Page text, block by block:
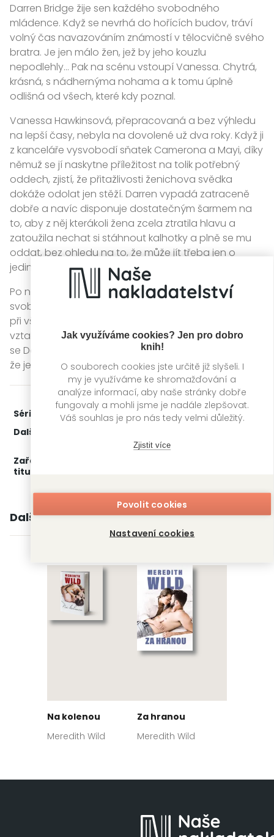
Jak využíváme cookies? Jen pro dobro
knih!
O souborech cookies jste určitě již slyšeli. I
my je využíváme ke shromažďování a
analýze informací, aby naše stránky dobře
fungovaly a mohli jsme je nadále zlepšovat.
Váš souhlas je pro nás tedy velmi důležitý.
Zjistit více
Povolit cookies
Nastavení cookies
Darren Bridge žije sen každého svobodného
mládence. Když se nevrhá do hořících budov, tráví
volný čas navazováním známostí v tělocvičně svého
bratra. Je jen málo žen, jež by jeho kouzlu
nepodlehly… Pak na scénu vstoupí Vanessa. Chytrá,
krásná, s nádhernýma nohama a k tomu úplně
odlišná od všech, které kdy poznal.
Vanessa Hawkinsová, přepracovaná a bez výhledu
na lepší časy, nebyla na dovolené už dva roky. Když ji
z kanceláře vysvobodí sňatek Camerona a Mayi, díky
němuž se jí naskytne příležitost na tolik potřebný
oddech, zjistí, že přitažlivosti ženichova svědka
dokáže odolat jen stěží. Darren vypadá zatraceně
dobře a navíc disponuje dostatečným šarmem na
to, aby z něj kterákoli žena zcela ztratila hlavu a
zatoužila nechat si stáhnout kalhotky a plně se mu
oddat, bez ohledu na to, že může jít třeba jen o
jedinou noc
Po návratu do města si Darren uvědomí, že jeho
svobodný život pro něj ztratil kouzlo. Vanessa však
při všech svých starostech nemá ve svém životě na
vztah prostor, natož s někým tak přelétavým. Podaří
se Darrenovi najít cestu k jejímu srdci a přesvědčit ji,
že je hoden toho, aby to s ním riskla?
Série: Na kolenou 2. díl z 3
Další díly:
Za hranou
Zařažení
titulu:
Další knihy autora
Na kolenou
Meredith Wild
Za hranou
Meredith Wild